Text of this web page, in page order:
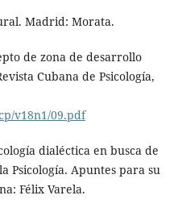
Madrid: Morata.
de zona de desarrollo
Cubana de Psicología,
v18n1/09.pdf
dialéctica en busca de
Psicología. Apuntes para su
Félix Varela.